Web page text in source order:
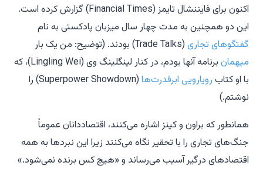
اکنون برای فایننشال تایمز
(Financial Times) گزارش کرده است.
این دو همچنین به مدت چهار سال میزبان پادکستی به نام
گفتگوهای تجاری(Trade Talks) بودند. (توضیح: من یک بار
میهمان
برنامه آنها بودم، در کنار لینگلینگ وی (Lingling Wei)، که
با او کتاب رویارویی ابرقدرت‌ها
(Superpower Showdown) را
نوشتم.)
همانطور که براون و کینز اشاره می‌کنند، اقتصاددانان عموماً
جنگ‌های تجاری را با تحقیر نگاه می‌کنند زیرا این نبردها به همه
اقتصادهای درگیر آسیب می‌رساند و «هیچ کس برنده نمی‌شود.»